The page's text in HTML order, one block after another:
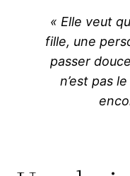
« Elle veut
fille, une
passer
n’est pas